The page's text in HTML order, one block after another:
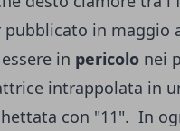
pubblicato in maggio
in pericolo nei
intrappolata in
con "11". In